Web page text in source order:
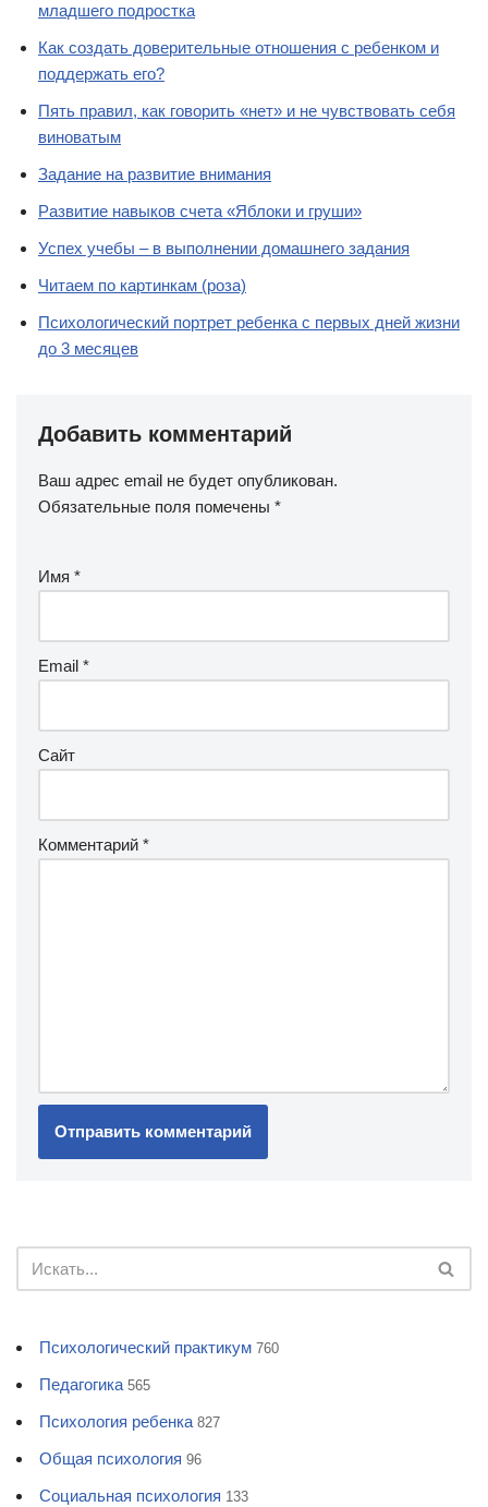
младшего подростка
Как создать доверительные отношения с ребенком и
поддержать его?
Пять правил, как говорить «нет» и не чувствовать себя
виноватым
Задание на развитие внимания
Развитие навыков счета «Яблоки и груши»
Успех учебы – в выполнении домашнего задания
Читаем по картинкам (роза)
Психологический портрет ребенка с первых дней жизни
до 3 месяцев
Добавить комментарий
Ваш адрес email не будет опубликован.
Обязательные поля помечены *
Имя *
Email *
Сайт
Комментарий *
Психологический практикум 760
Педагогика 565
Психология ребенка 827
Общая психология 96
Социальная психология 133